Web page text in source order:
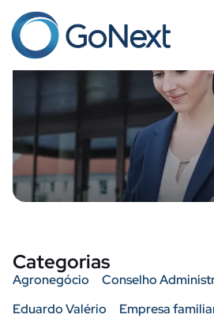
Sucessores
Categorias
Agronegócio Conselho
Eduardo Valério
Empresa